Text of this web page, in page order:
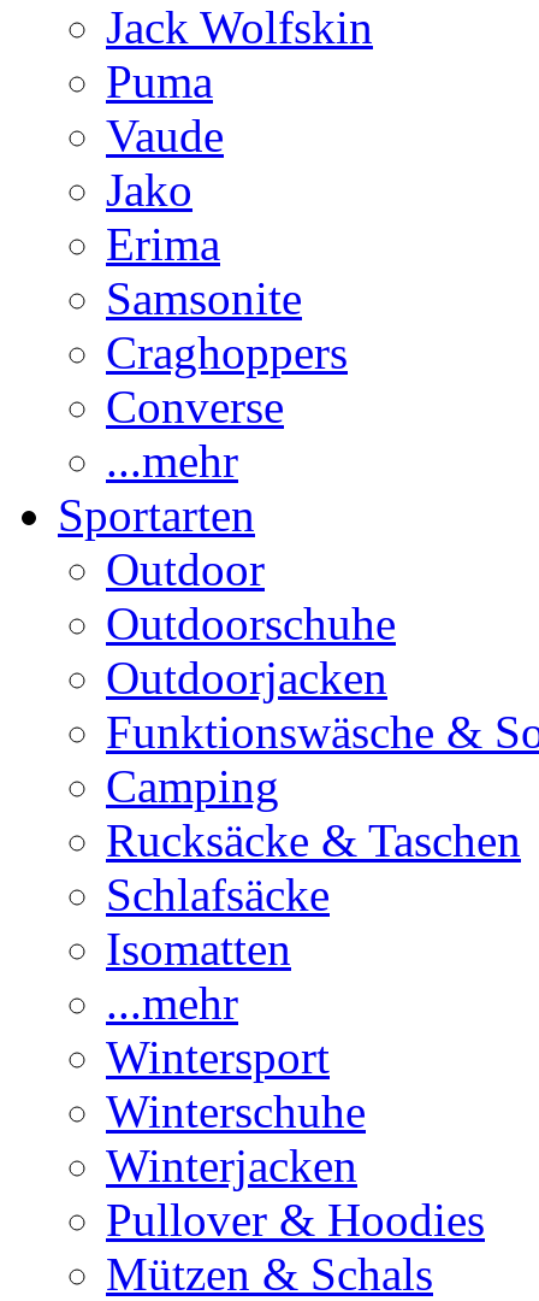
Jack Wolfskin
Puma
Vaude
Jako
Erima
Samsonite
Craghoppers
Converse
...mehr
Sportarten
Outdoor
Outdoorschuhe
Outdoorjacken
Funktionswäsche &
Camping
Rucksäcke & Taschen
Schlafsäcke
Isomatten
...mehr
Wintersport
Winterschuhe
Winterjacken
Pullover & Hoodies
Mützen & Schals